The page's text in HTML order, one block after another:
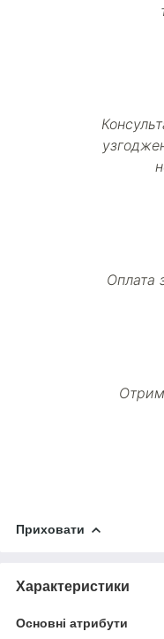
Оплата
Приховати
Характеристики
Основні атрибути